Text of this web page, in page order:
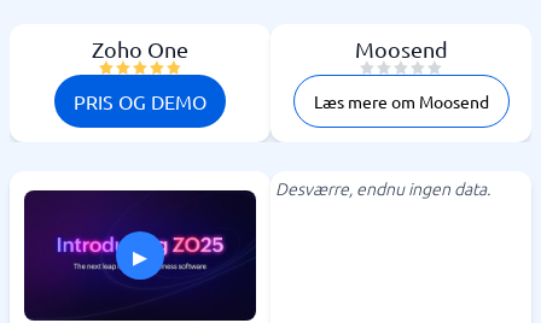
Zoho One
PRIS OG DEMO
Moosend
Læs mere om Moosend
▸
Desværre, endnu ingen data.